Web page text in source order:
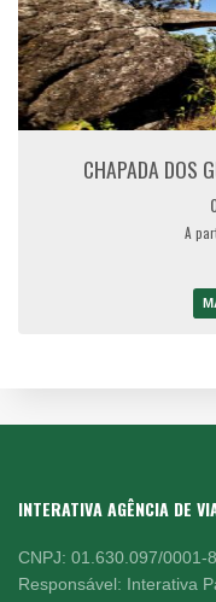
CHAPADA DOS
A
INTERATIVA AGÊNCIA DE
CNPJ: 01.630.097/0001-
Responsável: Interativa